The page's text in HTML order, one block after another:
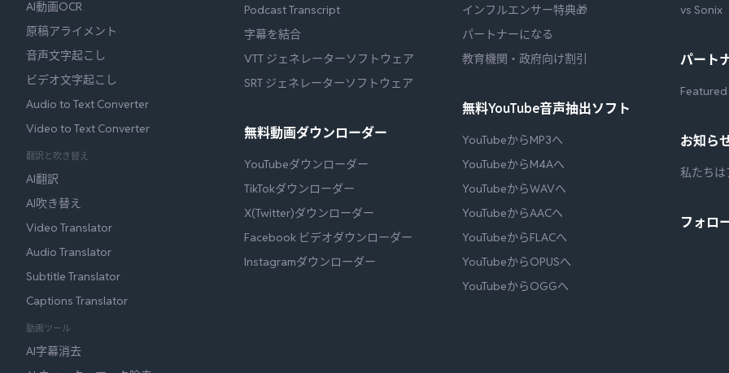
AI動画OCR
原稿アライメント
音声文字起こし
ビデオ文字起こし
Audio to Text Converter
Video to Text Converter
翻訳と吹き替え
AI翻訳
AI吹き替え
Video Translator
Audio Translator
Subtitle Translator
Captions Translator
動画ツール
AI字幕消去
Podcast Transcript
字幕を結合
VTT ジェネレーターソフトウェア
SRT ジェネレーターソフトウェア
無料動画ダウンローダー
YouTubeダウンローダー
TikTokダウンローダー
X(Twitter)ダウンローダー
Facebook ビデオダウンローダー
Instagramダウンローダー
インフルエンサー特典🎁
パートナーになる
教育機関・政府向け割引
無料YouTube音声抽出ソフト
YouTubeからMP3へ
YouTubeからM4Aへ
YouTubeからWAVへ
YouTubeからAACへ
YouTubeからFLACへ
YouTubeからOPUSへ
YouTubeからOGGへ
vs Sonix
パート
お知ら
私たちは
フォロ